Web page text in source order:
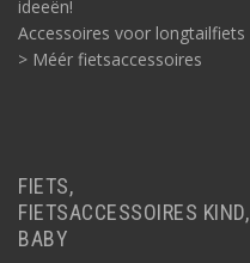
ideeën!
Accessoires voor longtailfiets
> Méér fietsaccessoires
FIETS,
FIETSACCESSOIRES KIND,
BABY